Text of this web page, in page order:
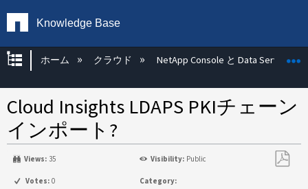
Knowledge Base
グローバル階層を展開/折りたたむ
ホーム クラウド NetApp Console と Data Services
Cloud Insights LDAPS PKIチェーン
インポート?
Views: 35 Visibility: Public
Votes: 0
Category: